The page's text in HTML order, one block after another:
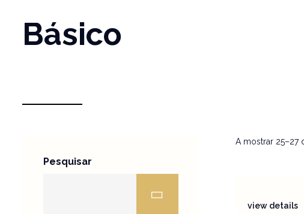
Básico
Pesquisar
A mostrar 25–27
view details